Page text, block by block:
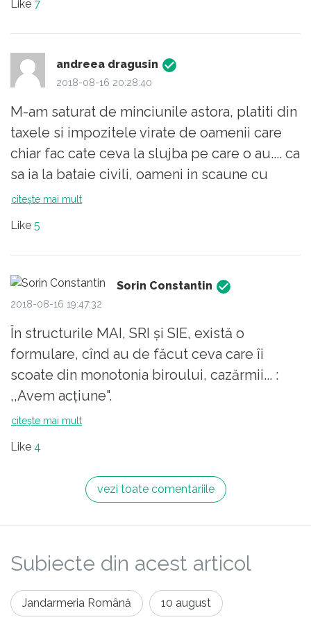
Nu ne intereseaza explicatiile sale, el va
trebui sa le ofere celor in drept, nu opiniei
publice, ca nu suntem la un concurs de
de a castiga alegatori printr-un discurs in
fata multimii.
Like 7
andreea dragusin
2018-08-16 20:28:40
M-am saturat de minciunile astora, platiti din
taxele si impozitele virate de oamenii care
chiar fac cate ceva la slujba pe care o au.... ca
sa ia la bataie civili, oameni in scaune cu
rotile (aia erau cu incendiarele, precis!!!!),
cretini ca si-or fi imaginand ca e credibila
toata gogoasa asta care PUTE!!!!
citește mai mult
Like 5
Sorin Constantin
2018-08-16 19:47:32
În structurile MAI, SRI și SIE, există o
formulare, cînd au de făcut ceva care îi
scoate din monotonia biroului, cazărmii... :
,,Avem acțiune".
În după amiaza de 10.08.2018 în Piața
informați lideri ai PSD, curve, hoți și
cerșetori, și Jandarmeria s-a mobilizat, la
că ar fi vorba de o lovitură de stat...În Europa
presupus, România de azi nu e Turcia anilor
citește mai mult
Like 4
vezi toate comentariile
Subiecte din acest articol
Jandarmeria Română 10 august